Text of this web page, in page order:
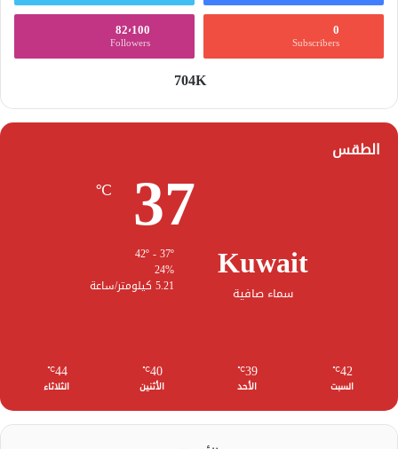
0
Subscribers
82٬100
Followers
704K
الطقس
Kuwait
سماء صافية
37
℃
24%
5.21 كيلومتر/ساعة
42
℃
السبت
39
℃
الأحد
40
℃
الأثنين
44
℃
الثلاثاء